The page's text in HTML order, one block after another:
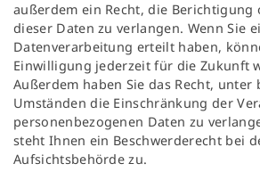
außerdem ein Recht, die Berichtigung
dieser Daten zu verlangen. Wenn Sie
Datenverarbeitung erteilt haben,
Einwilligung jederzeit für die Zukunft
Außerdem haben Sie das Recht, unter
Umständen die Einschränkung der
personenbezogenen Daten zu
steht Ihnen ein Beschwerderecht bei
Aufsichtsbehörde zu.